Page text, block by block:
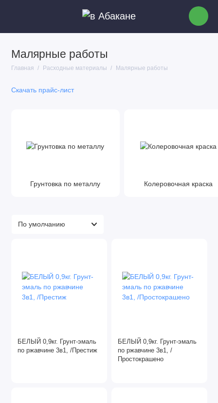
Малярные работы
Главная Расходные материалы Малярные работы
Сетки абразивные
Отрезные диски
Шлифовальные диски
Герметики
Для склада
Жидкие гвозди
Клей
Скачать прайс-лист
Грунтовка по металлу Колеровочная краска
БЕЛЫЙ 0,9кг. Грунт-эмаль
по ржавчине 3в1, /Престиж
БЕЛЫЙ 0,9кг. Грунт-эмаль
по ржавчине 3в1, /
Простокрашено